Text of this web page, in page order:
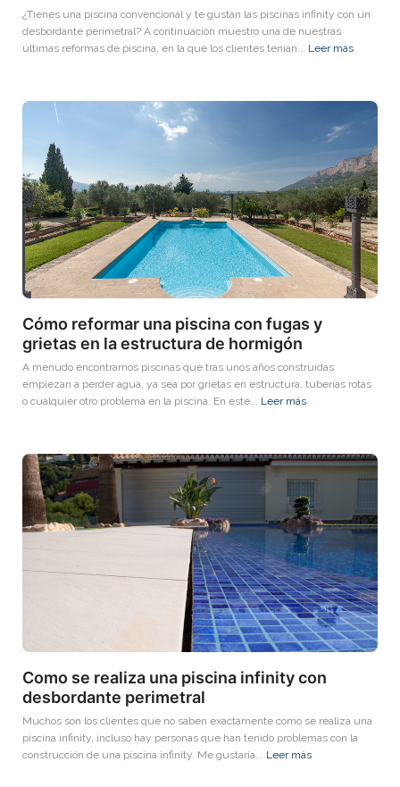
¿Tienes una piscina convencional y te gustan las piscinas infinity con un
desbordante perimetral? A continuación muestro una de nuestras
últimas reformas de piscina, en la que los clientes tenían... Leer más
Cómo reformar una piscina con fugas y
grietas en la estructura de hormigón
A menudo encontramos piscinas que tras unos años construidas
empiezan a perder agua, ya sea por grietas en estructura, tuberías rotas
o cualquier otro problema en la piscina. En este... Leer más
Como se realiza una piscina infinity con
desbordante perimetral
Muchos son los clientes que no saben exactamente como se realiza una
piscina infinity, incluso hay personas que han tenido problemas con la
construcción de una piscina infinity. Me gustaría... Leer más